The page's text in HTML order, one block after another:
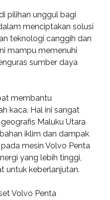
pilihan unggul bagi
menciptakan solusi
teknologi canggih dan
mampu memenuhi
sumber daya
membantu
kaca. Hal ini sangat
Maluku Utara
iklim dan dampak
mesin Volvo Penta
yang lebih tinggi,
untuk keberlanjutan.
Volvo Penta